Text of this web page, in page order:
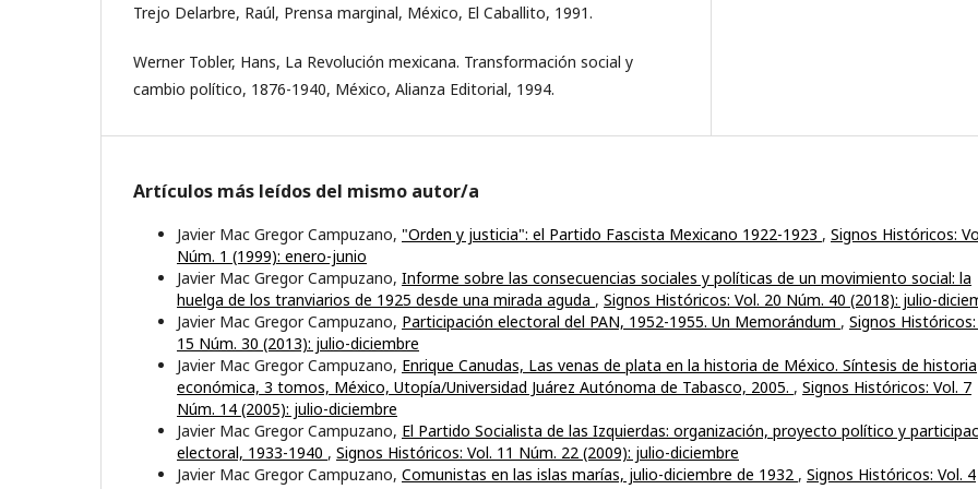
Trejo Delarbre, Raúl, Prensa marginal, México, El Caballito, 1991.
Werner Tobler, Hans, La Revolución mexicana. Transformación social y
cambio político, 1876-1940, México, Alianza Editorial, 1994.
Artículos más leídos del mismo autor/a
Javier Mac Gregor Campuzano, "Orden y justicia": el Partido Fascista Mexicano 1922-1923 , Signos Históricos:
Núm. 1 (1999): enero-junio
Javier Mac Gregor Campuzano, Informe sobre las consecuencias sociales y políticas de un movimiento social: la
huelga de los tranviarios de 1925 desde una mirada aguda , Signos Históricos: Vol. 20 Núm. 40 (2018): julio-
Javier Mac Gregor Campuzano, Participación electoral del PAN, 1952-1955. Un Memorándum , Signos Históricos:
15 Núm. 30 (2013): julio-diciembre
Javier Mac Gregor Campuzano, Enrique Canudas, Las venas de plata en la historia de México. Síntesis de historia
económica, 3 tomos, México, Utopía/Universidad Juárez Autónoma de Tabasco, 2005. , Signos Históricos: Vol. 7
Núm. 14 (2005): julio-diciembre
Javier Mac Gregor Campuzano, El Partido Socialista de las Izquierdas: organización, proyecto político y
electoral, 1933-1940 , Signos Históricos: Vol. 11 Núm. 22 (2009): julio-diciembre
Javier Mac Gregor Campuzano, Comunistas en las islas marías, julio-diciembre de 1932 , Signos Históricos: Vol. 4